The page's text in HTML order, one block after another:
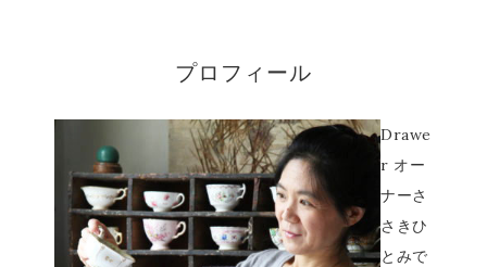
プロフィール
Drawe
r オー
ナーさ
さきひ
とみで